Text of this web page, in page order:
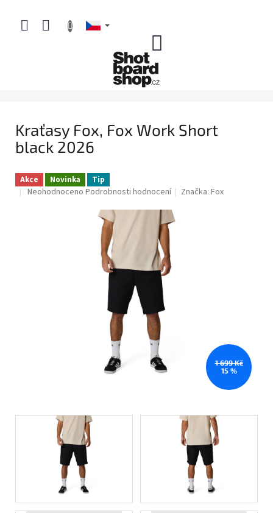
obsah
Kraťasy Fox, Fox Work Short
black 2026
Akce Novinka Tip
Průměrné
Neohodnoceno Podrobnosti hodnocení Značka:Fox
1 699 Kč
15 %